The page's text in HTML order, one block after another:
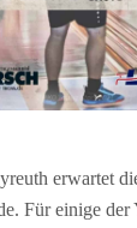
erwartet
Für einige der